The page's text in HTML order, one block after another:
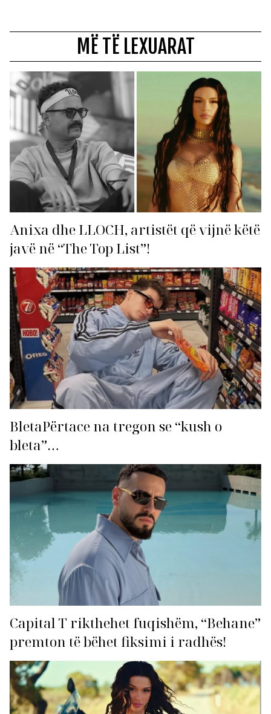
MË TË LEXUARAT
Anixa dhe LLOCH, artistët që vijnë këtë
javë në “The Top List”!
BletaPërtace na tregon se “kush o
bleta”…
Capital T rikthehet fuqishëm, “Behane”
premton të bëhet fiksimi i radhës!